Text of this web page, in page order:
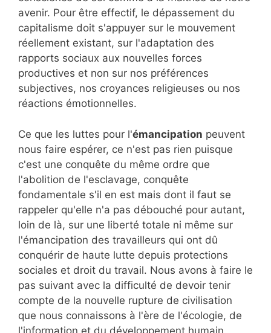
avenir. Pour être effectif, le dépassement du
capitalisme doit s'appuyer sur le mouvement
réellement existant, sur l'adaptation des
rapports sociaux aux nouvelles forces
productives et non sur nos préférences
subjectives, nos croyances religieuses ou nos
réactions émotionnelles.
Ce que les luttes pour l'émancipation peuvent
nous faire espérer, ce n'est pas rien puisque
c'est une conquête du même ordre que
l'abolition de l'esclavage, conquête
fondamentale s'il en est mais dont il faut se
rappeler qu'elle n'a pas débouché pour autant,
loin de là, sur une liberté totale ni même sur
l'émancipation des travailleurs qui ont dû
conquérir de haute lutte depuis protections
sociales et droit du travail. Nous avons à faire le
pas suivant avec la difficulté de devoir tenir
compte de la nouvelle rupture de civilisation
que nous connaissons à l'ère de l'écologie, de
l'information et du développement humain.